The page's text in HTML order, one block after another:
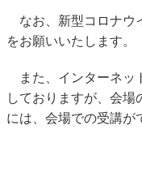
なお、新型コロナウ
をお願いいたします。
また、インターネッ
しておりますが、会
には、会場での受講が